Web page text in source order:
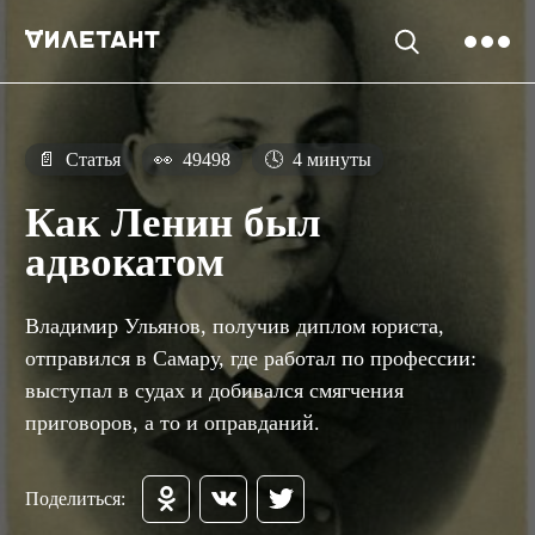
📄 Статья 👀 49498 🕓 4 минуты
Как Ленин был
адвокатом
Владимир Ульянов, получив диплом юриста,
отправился в Самару, где работал по профессии:
выступал в судах и добивался смягчения
приговоров, а то и оправданий.
Поделиться: